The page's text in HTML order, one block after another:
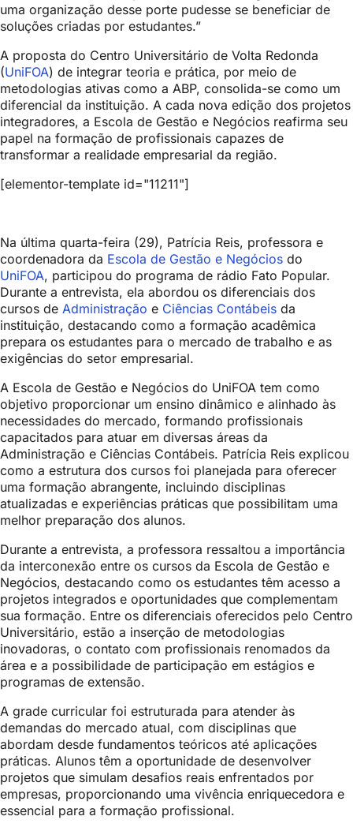
uma organização desse porte pudesse se beneficiar de
soluções criadas por estudantes.”
A proposta do Centro Universitário de Volta Redonda
(UniFOA) de integrar teoria e prática, por meio de
metodologias ativas como a ABP, consolida-se como um
diferencial da instituição. A cada nova edição dos projetos
integradores, a Escola de Gestão e Negócios reafirma seu
papel na formação de profissionais capazes de
transformar a realidade empresarial da região.
[elementor-template id="11211"]
Na última quarta-feira (29), Patrícia Reis, professora e
coordenadora da Escola de Gestão e Negócios do
UniFOA, participou do programa de rádio Fato Popular.
Durante a entrevista, ela abordou os diferenciais dos
cursos de Administração e Ciências Contábeis da
instituição, destacando como a formação acadêmica
prepara os estudantes para o mercado de trabalho e as
exigências do setor empresarial.
A Escola de Gestão e Negócios do UniFOA tem como
objetivo proporcionar um ensino dinâmico e alinhado às
necessidades do mercado, formando profissionais
capacitados para atuar em diversas áreas da
Administração e Ciências Contábeis. Patrícia Reis explicou
como a estrutura dos cursos foi planejada para oferecer
uma formação abrangente, incluindo disciplinas
atualizadas e experiências práticas que possibilitam uma
melhor preparação dos alunos.
Durante a entrevista, a professora ressaltou a importância
da interconexão entre os cursos da Escola de Gestão e
Negócios, destacando como os estudantes têm acesso a
projetos integrados e oportunidades que complementam
sua formação. Entre os diferenciais oferecidos pelo Centro
Universitário, estão a inserção de metodologias
inovadoras, o contato com profissionais renomados da
área e a possibilidade de participação em estágios e
programas de extensão.
A grade curricular foi estruturada para atender às
demandas do mercado atual, com disciplinas que
abordam desde fundamentos teóricos até aplicações
práticas. Alunos têm a oportunidade de desenvolver
projetos que simulam desafios reais enfrentados por
empresas, proporcionando uma vivência enriquecedora e
essencial para a formação profissional.